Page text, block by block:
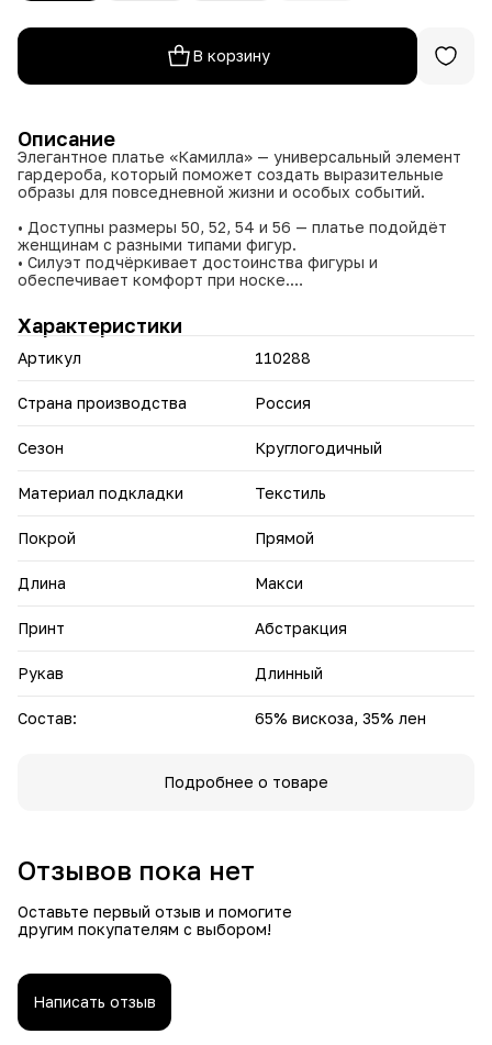
В корзину
Описание
Элегантное платье «Камилла» — универсальный элемент
гардероба, который поможет создать выразительные
образы для повседневной жизни и особых событий.
• Доступны размеры 50, 52, 54 и 56 — платье подойдёт
женщинам с разными типами фигур.
• Силуэт подчёркивает достоинства фигуры и
обеспечивает комфорт при носке.
элегантных образов, зелёный для свежести и яркости,
бежевый как основа для интересных акцентов.
• Состав ткани (65 % вискозы и 35 % льна) гарантирует
воздухопроницаемость, мягкость и лёгкость в носке.
изделия — платье сохранит внешний вид надолго.
Добавьте платье «Камилла» в свой гардероб — оно
подчеркнёт вашу индивидуальность и станет надёжной
Характеристики
Артикул 110288
Страна производства Россия
Сезон Круглогодичный
Материал подкладки Текстиль
Покрой Прямой
Длина Макси
Принт Абстракция
Рукав Длинный
Состав: 65% вискоза, 35% лен
Подробнее о товаре
Отзывов пока нет
Оставьте первый отзыв и помогите
другим покупателям с выбором!
Написать отзыв